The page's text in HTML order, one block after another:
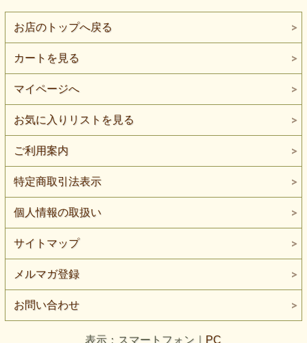
お店のトップへ戻る
カートを見る
マイページへ
お気に入りリストを見る
ご利用案内
特定商取引法表示
個人情報の取扱い
サイトマップ
メルマガ登録
お問い合わせ
表示：スマートフォン｜ PC